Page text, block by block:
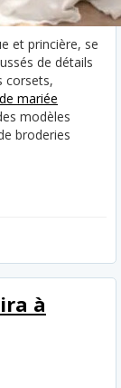
et princière, se
de détails
corsets,
mariée
modèles
broderies
à